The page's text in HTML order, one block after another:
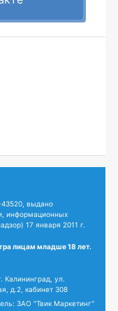
выдано
информационных
17 января 2011 г.
лицам младше 18 лет.
Калининград, ул.
д.2, кабинет 308
ЗАО "Твик Маркетинг"